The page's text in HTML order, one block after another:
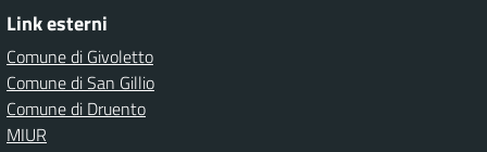
Link esterni
Comune di Givoletto
Comune di San Gillio
Comune di Druento
MIUR